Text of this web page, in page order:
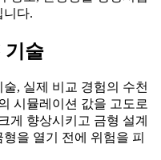
니다.
술
, 실제 비교 경험의 수천
시뮬레이션 값을 고도로
게 향상시키고 금형 설계
을 열기 전에 위험을 피